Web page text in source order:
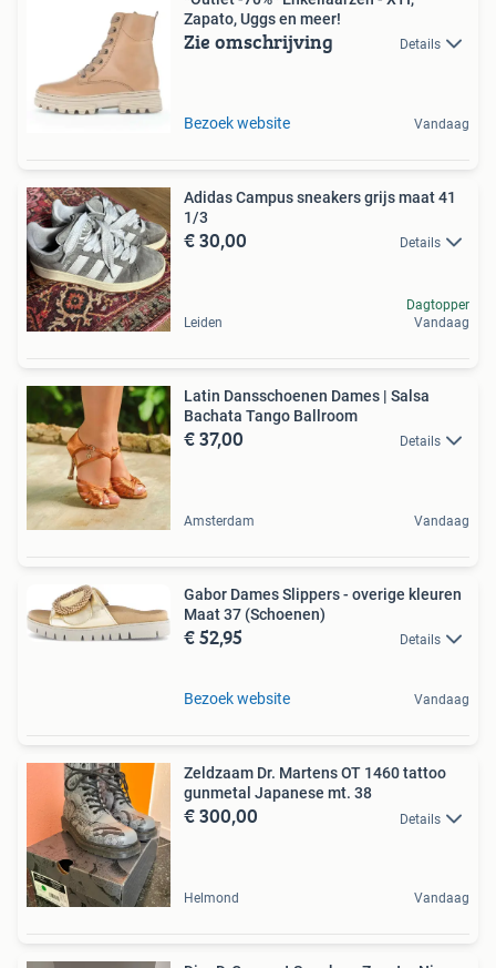
Zapato, Uggs en meer!
Zie omschrijving Details
Bezoek website Vandaag
Adidas Campus sneakers grijs maat 41
1/3
€ 30,00 Details
Leiden
Dagtopper
Vandaag
Latin Dansschoenen Dames | Salsa
Bachata Tango Ballroom
€ 37,00 Details
Amsterdam Vandaag
Gabor Dames Slippers - overige kleuren
Maat 37 (Schoenen)
€ 52,95 Details
Bezoek website Vandaag
Zeldzaam Dr. Martens OT 1460 tattoo
gunmetal Japanese mt. 38
€ 300,00 Details
Helmond Vandaag